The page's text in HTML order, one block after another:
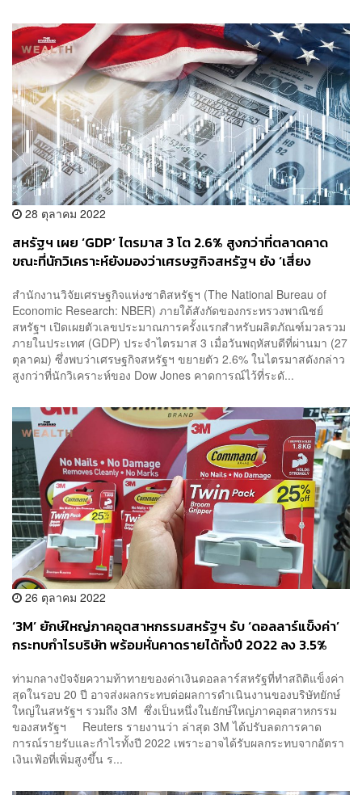
28 ตุลาคม 2022
สหรัฐฯ เผย ‘GDP’ ไตรมาส 3 โต 2.6% สูงกว่าที่ตลาดคาด
ขณะที่นักวิเคราะห์ยังมองว่าเศรษฐกิจสหรัฐฯ ยัง ‘เสี่ยง
สำนักงานวิจัยเศรษฐกิจแห่งชาติสหรัฐฯ (The National Bureau of
Economic Research: NBER) ภายใต้สังกัดของกระทรวงพาณิชย์
สหรัฐฯ เปิดเผยตัวเลขประมาณการครั้งแรกสำหรับผลิตภัณฑ์มวลรวม
ภายในประเทศ (GDP) ประจำไตรมาส 3 เมื่อวันพฤหัสบดีที่ผ่านมา (27
ตุลาคม) ซึ่งพบว่าเศรษฐกิจสหรัฐฯ ขยายตัว 2.6% ในไตรมาสดังกล่าว
สูงกว่าที่นักวิเคราะห์ของ Dow Jones คาดการณ์ไว้ที่ระดั...
26 ตุลาคม 2022
‘3M’ ยักษ์ใหญ่ภาคอุตสาหกรรมสหรัฐฯ รับ ‘ดอลลาร์แข็งค่า’
กระทบกำไรบริษัท พร้อมหั่นคาดรายได้ทั้งปี 2022 ลง 3.5%
ท่ามกลางปัจจัยความท้าทายของค่าเงินดอลลาร์สหรัฐที่ทำสถิติแข็งค่า
สุดในรอบ 20 ปี อาจส่งผลกระทบต่อผลการดำเนินงานของบริษัทยักษ์
ใหญ่ในสหรัฐฯ รวมถึง 3M ซึ่งเป็นหนึ่งในยักษ์ใหญ่ภาคอุตสาหกรรม
ของสหรัฐฯ Reuters รายงานว่า ล่าสุด 3M ได้ปรับลดการคาด
การณ์รายรับและกำไรทั้งปี 2022 เพราะอาจได้รับผลกระทบจากอัตรา
เงินเฟ้อที่เพิ่มสูงขึ้น ร...